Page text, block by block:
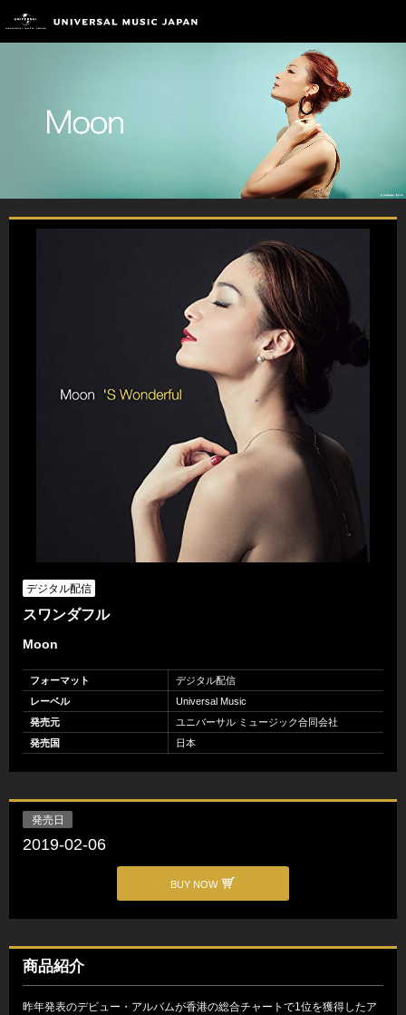
デジタル配信
スワンダフル
Moon
フォーマット
デジタル配信
レーベル
Universal Music
発売元
ユニバーサル ミュージック合同会社
発売国
日本
発売日
2019-02-06
BUY NOW
商品紹介
昨年発表のデビュー・アルバムが香港の総合チャートで1位を獲得したア